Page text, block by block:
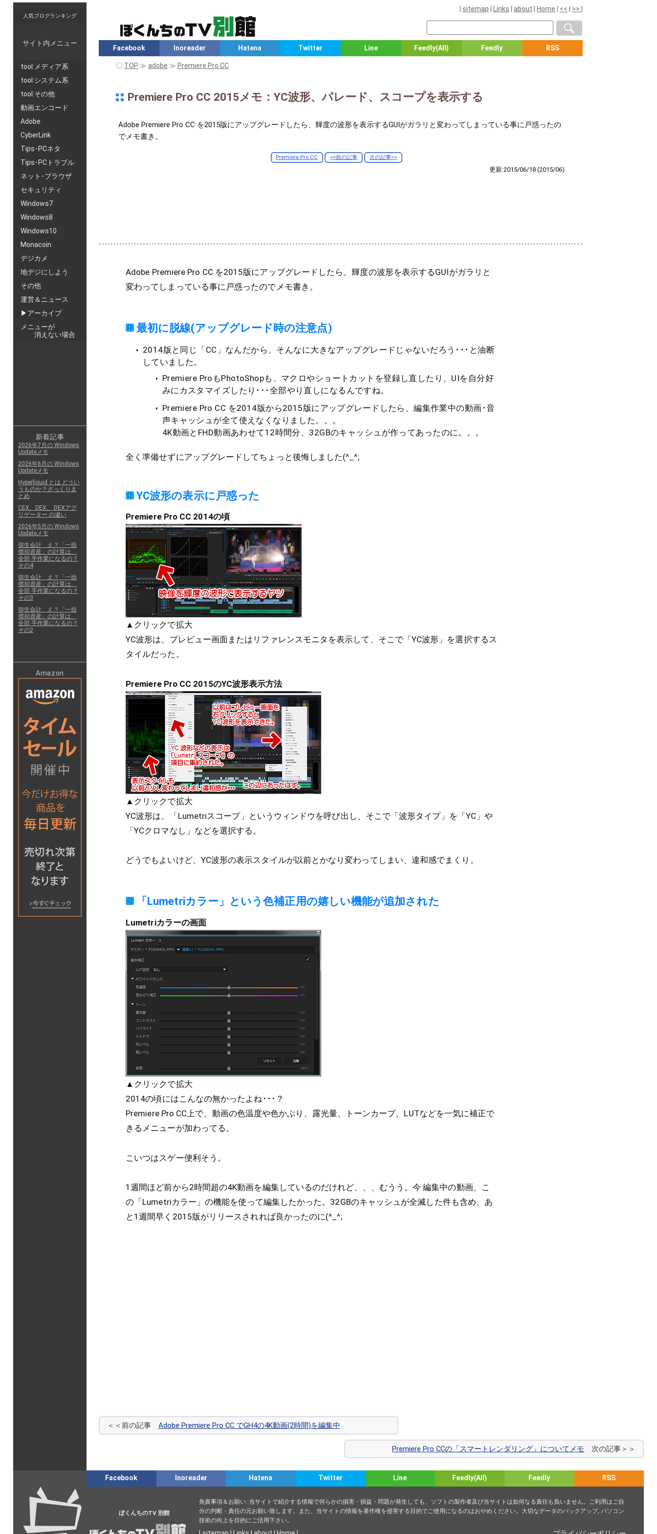
人気ブログランキング
サイト内メニュー
tool:メディア系
tool:システム系
tool:その他
動画エンコード
Adobe
CyberLink
Tips･PCネタ
Tips･PCトラブル
ネット･ブラウザ
セキュリティ
Windows7
Windows8
Windows10
Monacoin
デジカメ
地デジにしよう
その他
運営＆ニュース
▶アーカイブ
メニューが
消えない場合
sitemap Links about Home << >>
Facebook Inoreader Hatena Twitter Line Feedly(All) Feedly RSS
〇 TOP ≫ adobe ≫ Premiere Pro CC
Premiere Pro CC 2015メモ：YC波形、パレード、スコープを表示する
Adobe Premiere Pro CC を2015版にアップグレードしたら、輝度の波形を表示するGUIがガラリと変わってしまっている事に戸惑ったの
でメモ書き。
Premiere Pro CC <<前の記事 次の記事>>
更新:2015/06/18 (2015/06)
Adobe Premiere Pro CC を2015版にアップグレードしたら、輝度の波形を表示するGUIがガラリと
変わってしまっている事に戸惑ったのでメモ書き。
最初に脱線(アップグレード時の注意点)
2014版と同じ「CC」なんだから、そんなに大きなアップグレードじゃないだろう･･･と油断
していました。
Premiere ProもPhotoShopも、マクロやショートカットを登録し直したり、UIを自分好
みにカスタマイズしたり･･･全部やり直しになるんですね。
Premiere Pro CC を2014版から2015版にアップグレードしたら、編集作業中の動画･音
声キャッシュが全て使えなくなりました。。。
4K動画とFHD動画あわせて12時間分、32GBのキャッシュが作ってあったのに。。。
全く準備せずにアップグレードしてちょっと後悔しました(^_^;
YC波形の表示に戸惑った
Premiere Pro CC 2014の頃
▲クリックで拡大
YC波形は、プレビュー画面またはリファレンスモニタを表示して、そこで「YC波形」を選択するス
タイルだった。
Premiere Pro CC 2015のYC波形表示方法
▲クリックで拡大
YC波形は、「Lumetriスコープ」というウィンドウを呼び出し、そこで「波形タイプ」を「YC」や
「YCクロマなし」などを選択する。
どうでもよいけど、YC波形の表示スタイルが以前とかなり変わってしまい、違和感でまくり。
「Lumetriカラー」という色補正用の嬉しい機能が追加された
Lumetriカラーの画面
▲クリックで拡大
2014の頃にはこんなの無かったよね･･･？
Premiere Pro CC上で、動画の色温度や色かぶり、露光量、トーンカーブ、LUTなどを一気に補正で
きるメニューが加わってる。
こいつはスゲー便利そう。
1週間ほど前から2時間超の4K動画を編集しているのだけれど、、、むうう。今 編集中の動画、こ
の「Lumetriカラー」の機能を使って編集したかった。32GBのキャッシュが全滅した件も含め、あ
と1週間早く2015版がリリースされれば良かったのに(^_^;
新着記事
2026年7月の Windows
Updateメモ
2026年6月の Windows
Updateメモ
Hyperliquid とは どうい
うものか？ざっくりま
とめ
CEX、DEX、 DEXアグ
リゲーター の違い
2026年5月の Windows
Updateメモ
弥生会計 え？「一括
償却資産」の計算は、
全部 手作業になるの？
その4
弥生会計 え？「一括
償却資産」の計算は、
全部 手作業になるの？
その3
弥生会計 え？「一括
償却資産」の計算は、
全部 手作業になるの？
その2
Amazon
＜＜前の記事 Adobe Premiere Pro CC でGH4の4K動画(2時間)を編集中
Premiere Pro CCの「スマートレンダリング」についてメモ 次の記事＞＞
Facebook Inoreader Hatena Twitter Line Feedly(All) Feedly RSS
ぼくんちのTV 別館
免責事項＆お願い: 当サイトで紹介する情報で何らかの損害・損益・問題が発生しても、ソフトの製作者及び当サイトは如何なる責任も負いません。ご利用はご自
分の判断・責任の元お願い致します。また、当サイトの情報を著作権を侵害する目的でご使用になるのはおやめください。大切なデータのバックアップ, パソコン
技術の向上を目的にご活用下さい。